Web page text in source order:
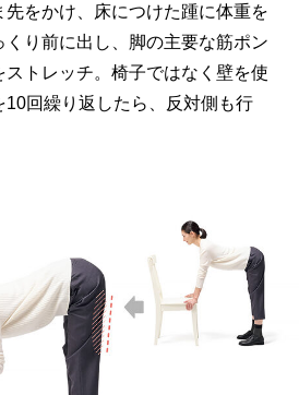
をかけ、床につけた踵に体重を
り前に出し、脚の主要な筋ポン
トレッチ。椅子ではなく壁を使
10回繰り返したら、反対側も行